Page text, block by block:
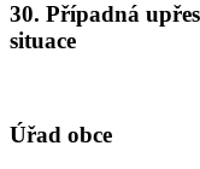
30. Případná
situace
Úřad obce